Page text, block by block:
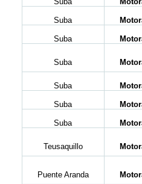
Suba
Suba
Suba
Suba
Suba
Suba
Teusaquillo
Puente Aranda